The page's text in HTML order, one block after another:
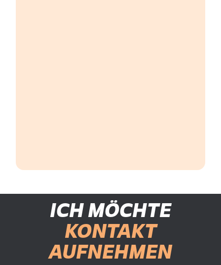
ICH MÖCHTE
KONTAKT
AUFNEHMEN